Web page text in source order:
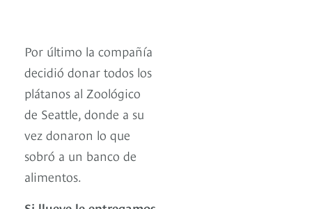
Por último la compañía
decidió donar todos los
plátanos al Zoológico
de Seattle, donde a su
vez donaron lo que
sobró a un banco de
alimentos.